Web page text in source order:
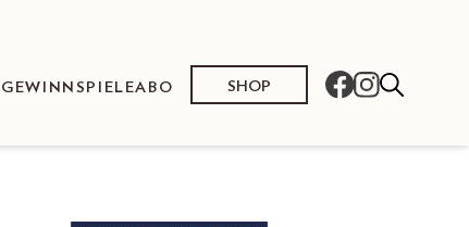
GEWINNSPIELEABO SHOP